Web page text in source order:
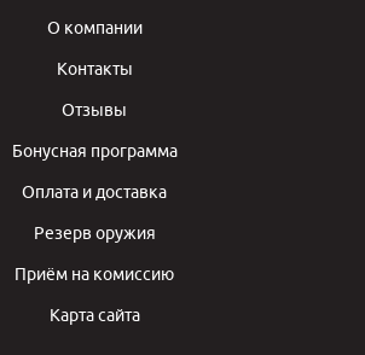
О компании
Контакты
Отзывы
Бонусная программа
Оплата и доставка
Резерв оружия
Приём на комиссию
Карта сайта